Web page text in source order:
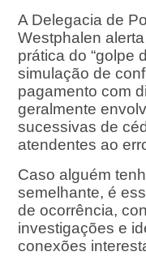
A Delegacia de
Westphalen
prática do “golpe
simulação de
pagamento com
geralmente
sucessivas de
atendentes ao
Caso alguém
semelhante, é
de ocorrência,
investigações e
conexões